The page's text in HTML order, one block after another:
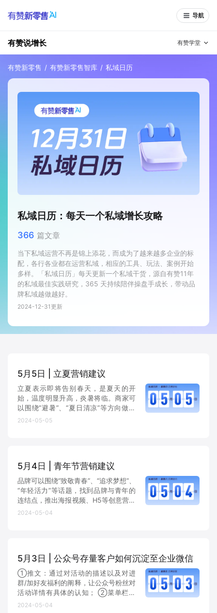
导航
有赞学堂
有赞说增长
有赞说案例拆解
有赞成功案例 新零售最佳实践
面对面聊增长
AllValue 战略合作
增长产品指南
智库
新零售资讯
培训课程
增长俱乐部 有赞商盟
商家社区 社群交流
认证服务商 设计服务商
有赞云 数据通服务
有赞新零售 / 有赞新零售智库 / 私域日历
私域日历：每天一个私域增长攻略
366 篇文章
当下私域运营不再是锦上添花，而成为了越来越多企业的标
配，各行各业都在运营私域，相应的工具、玩法、案例开始
多样。「私域日历」每天更新一个私域干货，源自有赞11年
的私域最佳实践研究，365 天持续陪伴操盘手成长，带动品
牌私域越做越好。
2024-12-31更新
5月5日 | 立夏营销建议
立夏表示即将告别春天，是夏天的开
始，温度明显升高，炎暑将临。商家可
以围绕“避暑”、“夏日清凉”等方向做推
广。比如景区可以设计夏日漂流、溯溪
2024-05-05
5月4日 | 青年节营销建议
品牌可以围绕“致敬青春”、“追求梦想”、
“年轻活力”等话题，找到品牌与青年的
连结点，推出海报视频、H5等创意营销
素材，加深用户对品牌、产品的认知，
2024-05-04
5月3日 | 公众号存量客户如何沉淀至企业微信
①推文：通过对活动的描述以及对进
群/加好友福利的阐释，让公众号粉丝对
活动详情有具体的认知； ②菜单栏：
突出“社群”、“管家”、“助手”和“福利官”
2024-05-04